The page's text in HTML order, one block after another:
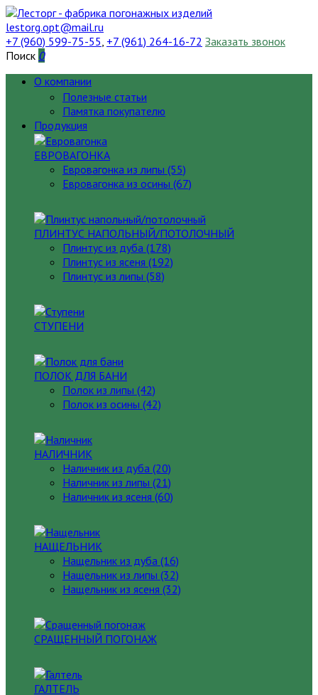
lestorg.opt@mail.ru
+7 (960) 599-75-55, +7 (961) 264-16-72 Заказать звонок
Поиск 0
О компании
Полезные статьи
Памятка покупателю
Продукция
ЕВРОВАГОНКА
Евровагонка из липы (55)
Евровагонка из осины (67)
ПЛИНТУС НАПОЛЬНЫЙ/ПОТОЛОЧНЫЙ
Плинтус из дуба (178)
Плинтус из ясеня (192)
Плинтус из липы (58)
СТУПЕНИ
ПОЛОК ДЛЯ БАНИ
Полок из липы (42)
Полок из осины (42)
НАЛИЧНИК
Наличник из дуба (20)
Наличник из липы (21)
Наличник из ясеня (60)
НАЩЕЛЬНИК
Нащельник из дуба (16)
Нащельник из липы (32)
Нащельник из ясеня (32)
СРАЩЕННЫЙ ПОГОНАЖ
ГАЛТЕЛЬ